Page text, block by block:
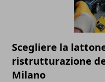
Scegliere la
ristrutturazione
Milano